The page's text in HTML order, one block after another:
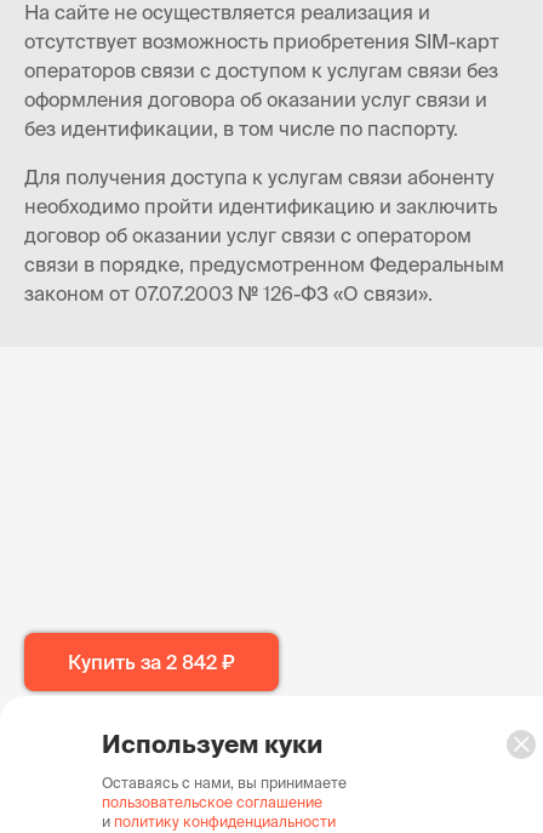
Купить за 2 842 ₽
На сайте не осуществляется реализация и
отсутствует возможность приобретения SIM-карт
операторов связи с доступом к услугам связи без
оформления договора об оказании услуг связи и
без идентификации, в том числе по паспорту.
Для получения доступа к услугам связи абоненту
необходимо пройти идентификацию и заключить
договор об оказании услуг связи с оператором
связи в порядке, предусмотренном Федеральным
законом от 07.07.2003 № 126-ФЗ «О связи».
Используем куки
Оставаясь с нами, вы принимаете
пользовательское соглашение
и политику конфиденциальности